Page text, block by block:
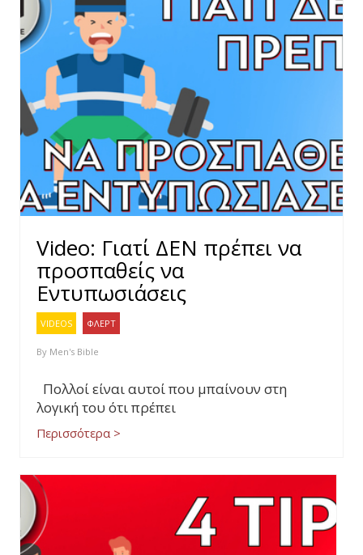
Video: Γιατί ΔΕΝ πρέπει να
προσπαθείς να
Εντυπωσιάσεις
VIDEOS ΦΛΕΡΤ
By Men's Bible
Πολλοί είναι αυτοί που μπαίνουν στη
λογική του ότι πρέπει
Περισσότερα >